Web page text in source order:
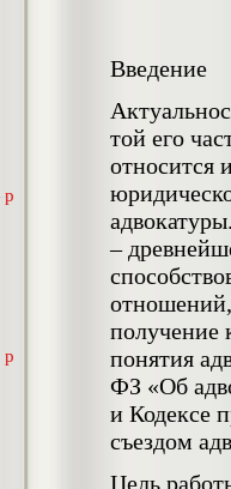
р
р
Введение
той его
относится
–
отношений,
получение
понятия
ФЗ «Об
и Кодексе
съездом
Цель